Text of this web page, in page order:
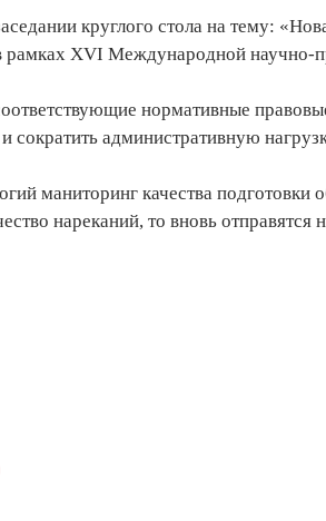
круглого стола на тему:
рамках XVI Международной научно-
нормативные
сократить административную
маниторинг качества
нареканий, то вновь отправятся